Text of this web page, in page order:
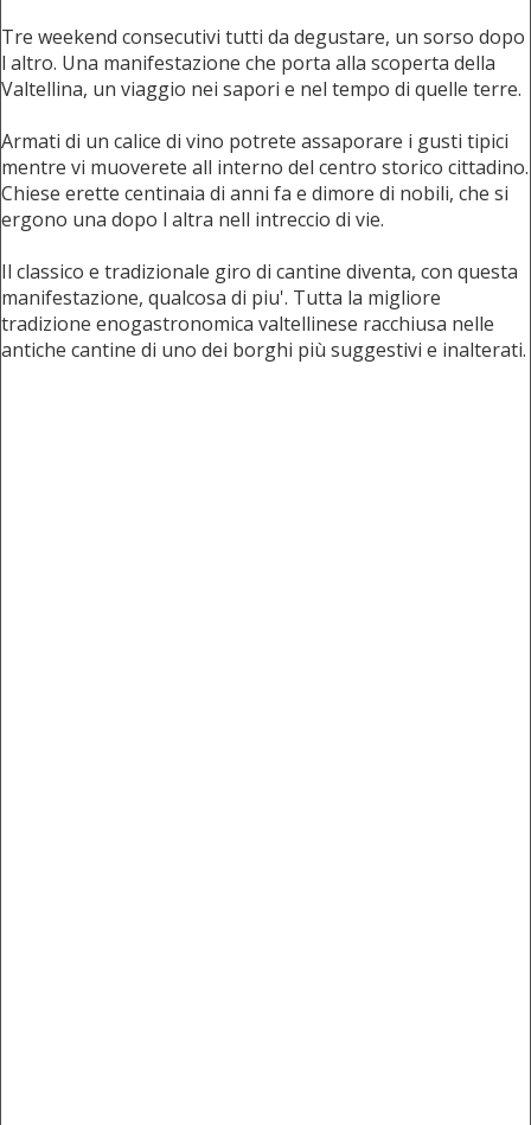
Tre weekend consecutivi tutti da degustare, un sorso dopo
l altro. Una manifestazione che porta alla scoperta della
Valtellina, un viaggio nei sapori e nel tempo di quelle terre.
Armati di un calice di vino potrete assaporare i gusti tipici
mentre vi muoverete all interno del centro storico cittadino.
Chiese erette centinaia di anni fa e dimore di nobili, che si
ergono una dopo l altra nell intreccio di vie.
Il classico e tradizionale giro di cantine diventa, con questa
manifestazione, qualcosa di piu'. Tutta la migliore
tradizione enogastronomica valtellinese racchiusa nelle
antiche cantine di uno dei borghi più suggestivi e inalterati.